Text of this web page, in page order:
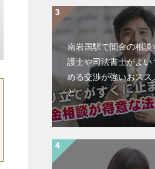
南岩国駅で闇金の相談
護士や司法書士がよい
める交渉が強いおスス
ど